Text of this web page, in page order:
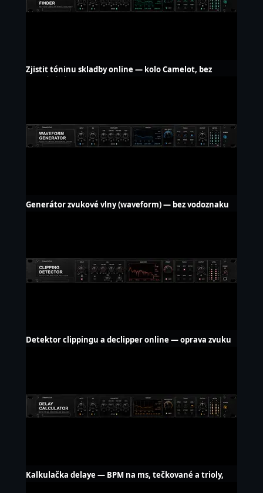
Zjistit tóninu skladby online — kolo Camelot, bez
Generátor zvukové vlny (waveform) — bez vodoznaku
Detektor clippingu a declipper online — oprava zvuku
Kalkulačka delaye — BPM na ms, tečkované a trioly,